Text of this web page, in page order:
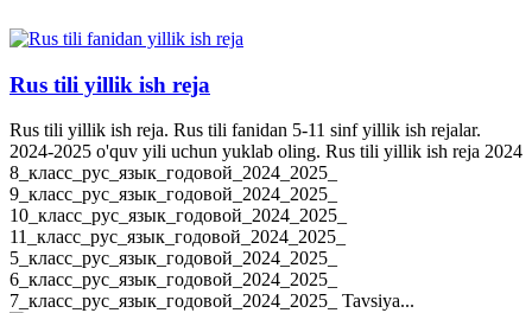
Rus tili yillik ish reja
Rus tili yillik ish reja. Rus tili fanidan 5-11 sinf yillik ish rejalar.
2024-2025 o'quv yili uchun yuklab oling. Rus tili yillik ish reja 2024
8_класс_рус_язык_годовой_2024_2025_
9_класс_рус_язык_годовой_2024_2025_
10_класс_рус_язык_годовой_2024_2025_
11_класс_рус_язык_годовой_2024_2025_
5_класс_рус_язык_годовой_2024_2025_
6_класс_рус_язык_годовой_2024_2025_
7_класс_рус_язык_годовой_2024_2025_ Tavsiya...